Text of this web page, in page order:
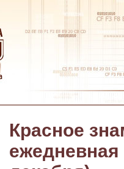
Красное
ежедневная